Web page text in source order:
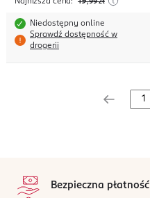
,99 zł
Niedostępny online
Sprawdź dostępność w
drogerii
Bezpieczna płatność